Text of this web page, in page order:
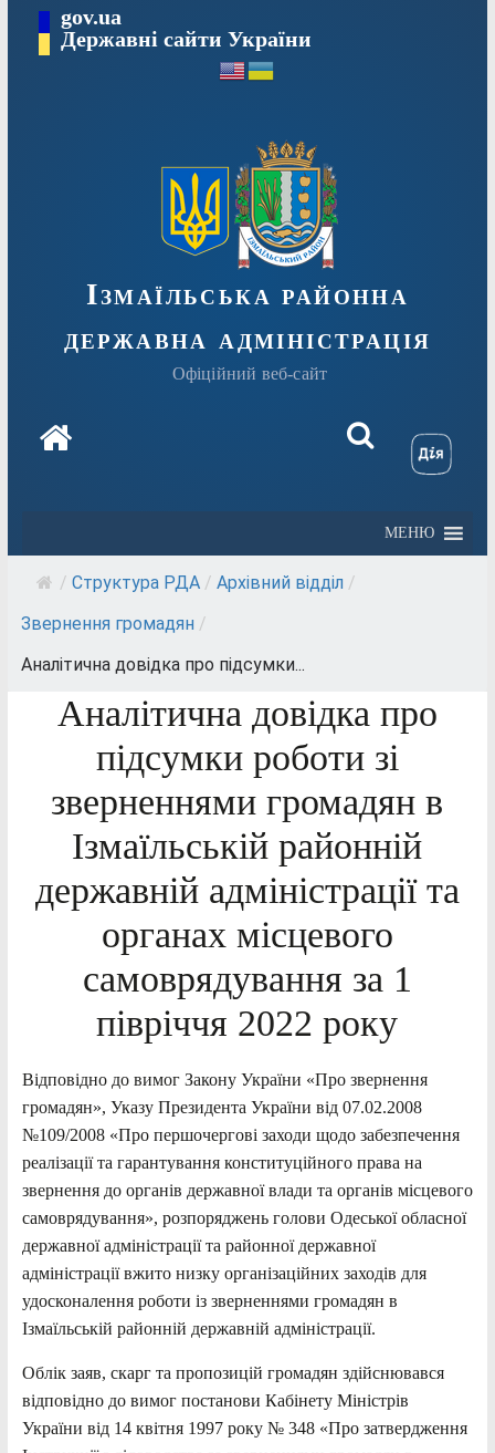
вмісту
gov.ua
Державні сайти України
Ізмаїльська районна
державна адміністрація
Офіційний веб-сайт
МЕНЮ
/ Структура РДА / Архівний відділ /
Звернення громадян /
Аналітична довідка про підсумки...
Аналітична довідка про
підсумки роботи зі
зверненнями громадян в
Ізмаїльській районній
державній адміністрації та
органах місцевого
самоврядування за 1
півріччя 2022 року
Відповідно до вимог Закону України «Про звернення
громадян», Указу Президента України від 07.02.2008
№109/2008 «Про першочергові заходи щодо забезпечення
реалізації та гарантування конституційного права на
звернення до органів державної влади та органів місцевого
самоврядування», розпоряджень голови Одеської обласної
державної адміністрації та районної державної
адміністрації вжито низку організаційних заходів для
удосконалення роботи із зверненнями громадян в
Ізмаїльській районній державній адміністрації.
Облік заяв, скарг та пропозицій громадян здійснювався
відповідно до вимог постанови Кабінету Міністрів
України від 14 квітня 1997 року № 348 «Про затвердження